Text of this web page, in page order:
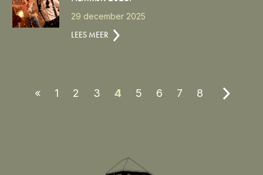
29 december 2025
LEES MEER
« 1 2 3 4 5 6 7 8